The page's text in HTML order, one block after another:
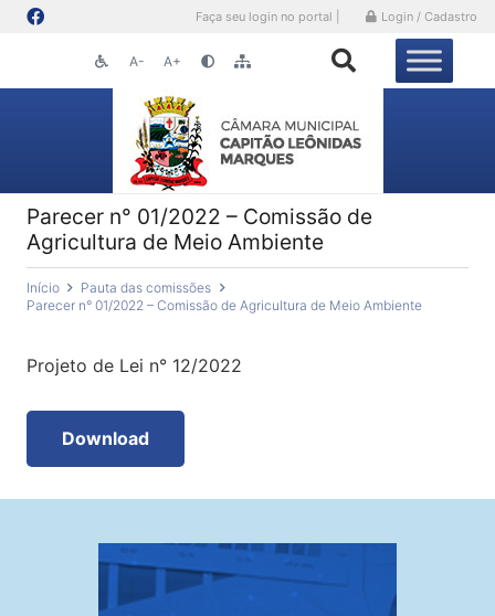
Faça seu login no portal | Login / Cadastro
A- A+
Parecer n° 01/2022 – Comissão de
Agricultura de Meio Ambiente
Início
Pauta das comissões
Parecer n° 01/2022 – Comissão de Agricultura de Meio Ambiente
Projeto de Lei n° 12/2022
Download